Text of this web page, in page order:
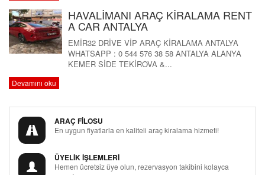
HAVALİMANI ARAÇ KİRALAMA RENT
A CAR ANTALYA
EMİR32 DRİVE VİP ARAÇ KİRALAMA ANTALYA
WHATSAPP : 0 544 576 38 58 ANTALYA ALANYA
KEMER SİDE TEKİROVA &...
Devamını oku
ARAÇ FİLOSU
En uygun fiyatlarla en kaliteli araç kiralama hizmeti!
ÜYELİK İŞLEMLERİ
Hemen ücretsiz üye olun, rezervasyon takibini kolayca